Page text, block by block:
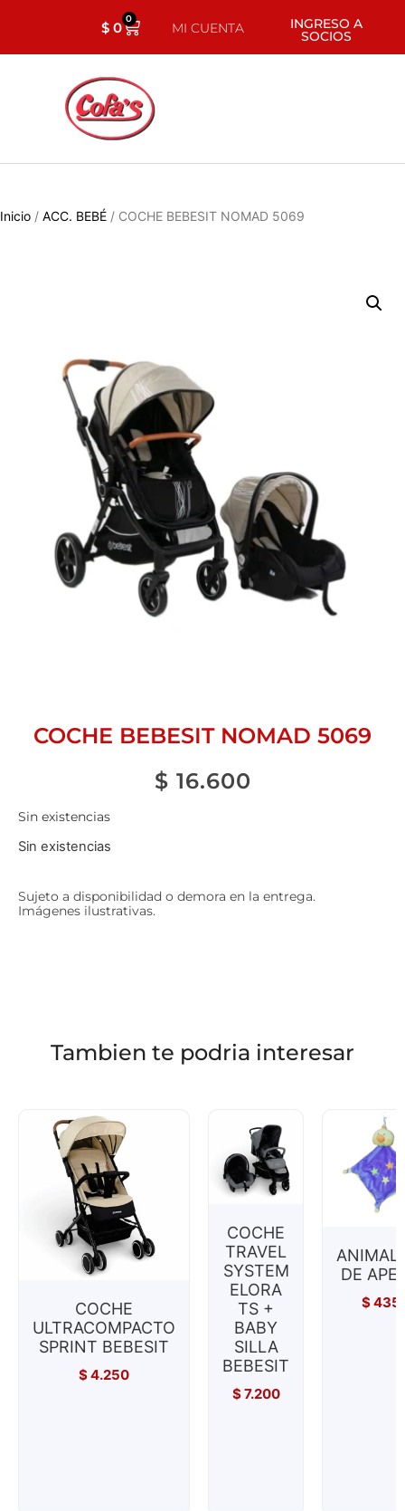
$0 0
MI CUENTA INGRESO A
SOCIOS
Inicio / ACC. BEBÉ / COCHE BEBESIT NOMAD 5069
COCHE BEBESIT NOMAD 5069
$ 16.600
Sin existencias
Sin existencias
Sujeto a disponibilidad o demora en la entrega.
Imágenes ilustrativas.
Tambien te podria interesar
COCHE
ULTRACOMPACTO
SPRINT BEBESIT
$4.250
COCHE
TRAVEL
SYSTEM
ELORA
TS +
BABY
SILLA
BEBESIT
$7.200
DE
$435